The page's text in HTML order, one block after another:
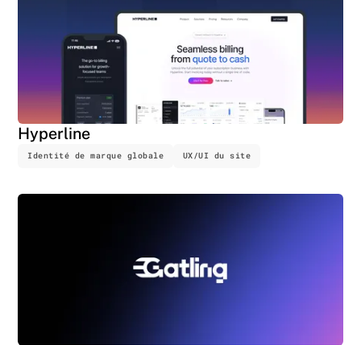
Hyperline
Identité de marque globale UX/UI du site